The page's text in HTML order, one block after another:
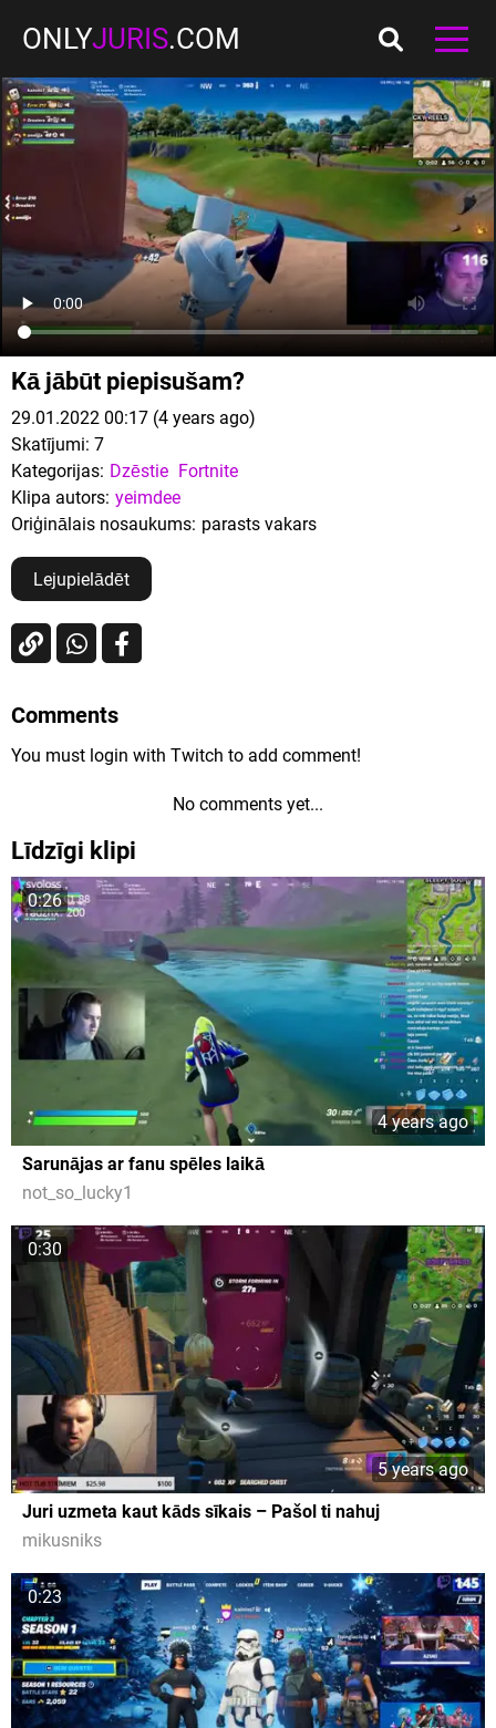
ONLYJURIS.COM
Kā jābūt piepisušam?
29.01.2022 00:17 (4 years ago)
Skatījumi: 7
Kategorijas: Dzēstie Fortnite
Klipa autors: yeimdee
Oriģinālais nosaukums: parasts vakars
Lejupielādēt
Comments
You must login with Twitch to add comment!
No comments yet...
Līdzīgi klipi
0:26
4 years ago
Sarunājas ar fanu spēles laikā
not_so_lucky1
0:30
5 years ago
Juri uzmeta kaut kāds sīkais – Pašol ti nahuj
mikusniks
0:23